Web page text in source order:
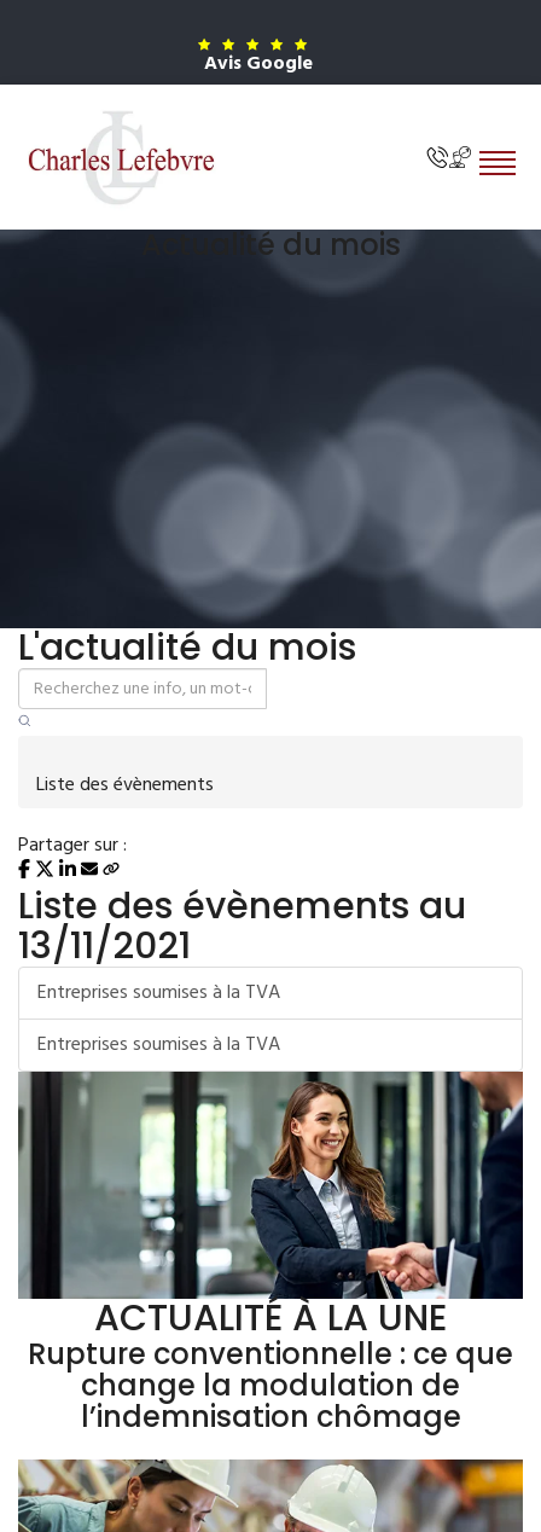
Avis Google
Actualité du mois
L'actualité du mois
Liste des évènements
Partager sur :
Liste des évènements au
13/11/2021
Entreprises soumises à la TVA
Entreprises soumises à la TVA
ACTUALITÉ À LA UNE
Rupture conventionnelle : ce que
change la modulation de
l’indemnisation chômage